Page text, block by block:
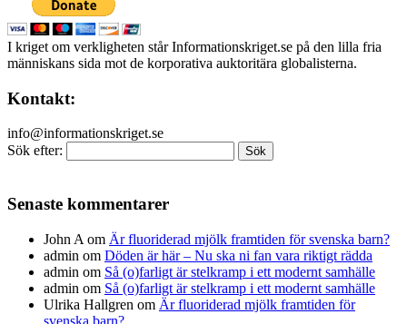
I kriget om verkligheten står Informationskriget.se på den lilla fria
människans sida mot de korporativa auktoritära globalisterna.
Kontakt:
info@informationskriget.se
Sök efter:
Senaste kommentarer
John A om Är fluoriderad mjölk framtiden för svenska barn?
admin om Döden är här – Nu ska ni fan vara riktigt rädda
admin om Så (o)farligt är stelkramp i ett modernt samhälle
admin om Så (o)farligt är stelkramp i ett modernt samhälle
Ulrika Hallgren om Är fluoriderad mjölk framtiden för
svenska barn?